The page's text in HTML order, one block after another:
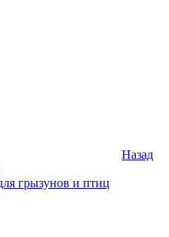
Назад
грызунов и птиц